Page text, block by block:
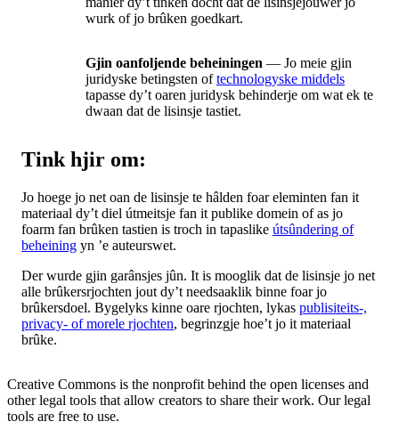
wurk of jo brûken goedkart.
Gjin oanfoljende beheiningen — Jo meie gjin
juridyske betingsten oftechnologyske middels
tapasse dy’t oaren juridysk behinderje om wat ek te
dwaan dat de lisinsje tastiet.
Tink hjir om:
Jo hoege jo net oan de lisinsje te hâlden foar eleminten fan it
materiaal dy’t diel útmeitsje fan it publike domein of as jo
foarm fan brûken tastien is troch in tapaslike útsûndering of
beheining yn ’e auteurswet.
Der wurde gjin garânsjes jûn. It is mooglik dat de lisinsje jo net
alle brûkersrjochten jout dy’t needsaaklik binne foar jo
brûkersdoel. Bygelyks kinne oare rjochten, lykas publisiteits-,
privacy- of morele rjochten, begrinzgje hoe’t jo it materiaal
brûke.
Creative Commons is the nonprofit behind the open licenses and
other legal tools that allow creators to share their work. Our legal
tools are free to use.